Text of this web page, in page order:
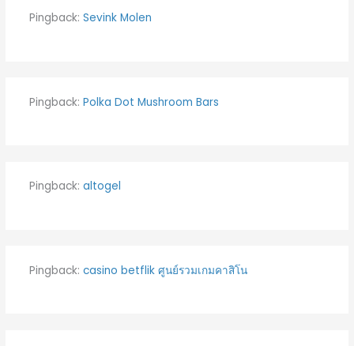
Pingback: Sevink Molen
Pingback: Polka Dot Mushroom Bars
Pingback: altogel
Pingback: casino betflik ศูนย์รวมเกมคาสิโน